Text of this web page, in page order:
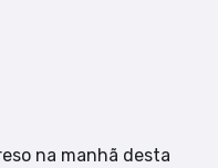
na manhã desta